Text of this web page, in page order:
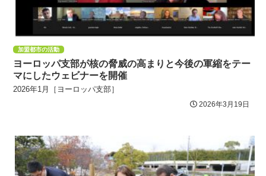
加盟都市の活動
ヨーロッパ支部が核の脅威の高まりと今後の軍縮をテー
マにしたウェビナーを開催
2026年1月［ヨーロッパ支部］
2026年3月19日